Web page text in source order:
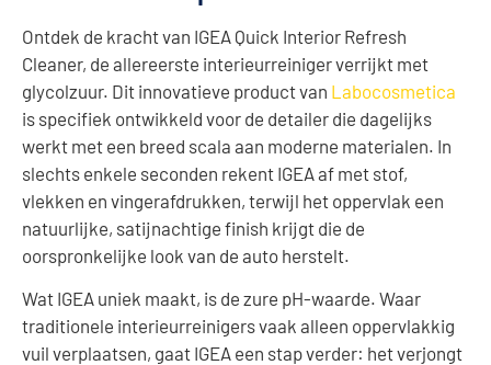
Ontdek de kracht van IGEA Quick Interior Refresh
Cleaner, de allereerste interieurreiniger verrijkt met
glycolzuur. Dit innovatieve product van Labocosmetica
is specifiek ontwikkeld voor de detailer die dagelijks
werkt met een breed scala aan moderne materialen. In
slechts enkele seconden rekent IGEA af met stof,
vlekken en vingerafdrukken, terwijl het oppervlak een
natuurlijke, satijnachtige finish krijgt die de
oorspronkelijke look van de auto herstelt.
Wat IGEA uniek maakt, is de zure pH-waarde. Waar
traditionele interieurreinigers vaak alleen oppervlakkig
vuil verplaatsen, gaat IGEA een stap verder: het verjongt